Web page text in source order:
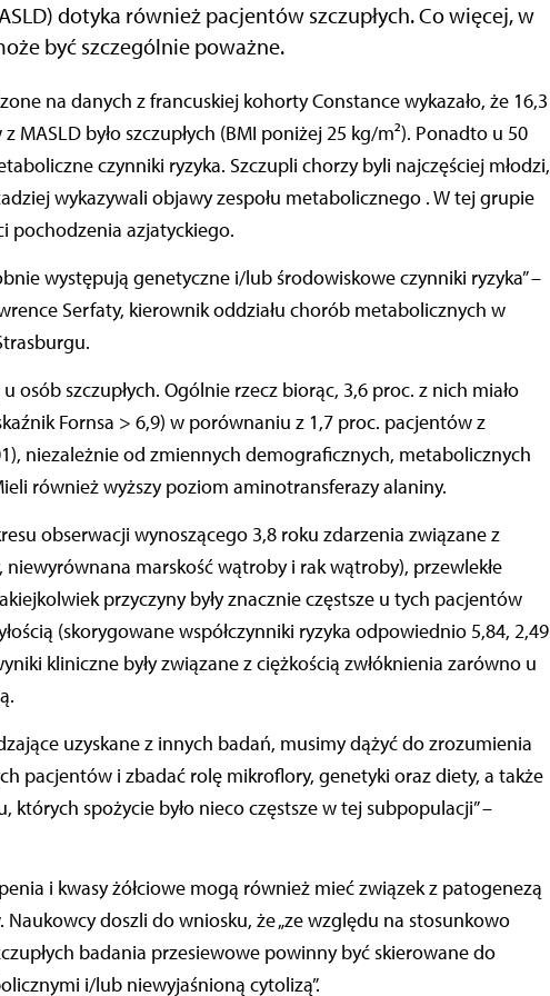
dotyka również pacjentów szczupłych. Co więcej, w
być szczególnie poważne.
MASLD było szczupłych (BMI poniżej 25 kg/m²). Ponadto u 50
czynniki ryzyka. Szczupli chorzy byli najczęściej młodzi,
wykazywali objawy zespołu metabolicznego . W tej grupie
pochodzenia azjatyckiego.
występują genetyczne i/lub środowiskowe czynniki ryzyka” –
Serfaty, kierownik oddziału chorób metabolicznych w
osób szczupłych. Ogólnie rzecz biorąc, 3,6 proc. z nich miało
Fornsa > 6,9) w porównaniu z 1,7 proc. pacjentów z
niezależnie od zmiennych demograficznych, metabolicznych
również wyższy poziom aminotransferazy alaniny.
obserwacji wynoszącego 3,8 roku zdarzenia związane z
marskość wątroby i rak wątroby), przewlekłe
przyczyny były znacznie częstsze u tych pacjentów
(skorygowane współczynniki ryzyka odpowiednio 5,84, 2,49
kliniczne były związane z ciężkością zwłóknienia zarówno u
uzyskane z innych badań, musimy dążyć do zrozumienia
pacjentów i zbadać rolę mikroflory, genetyki oraz diety, a także
których spożycie było nieco częstsze w tej subpopulacji” –
i kwasy żółciowe mogą również mieć związek z patogenezą
Naukowcy doszli do wniosku, że „ze względu na stosunkowo
badania przesiewowe powinny być skierowane do
i/lub niewyjaśnioną cytolizą”.